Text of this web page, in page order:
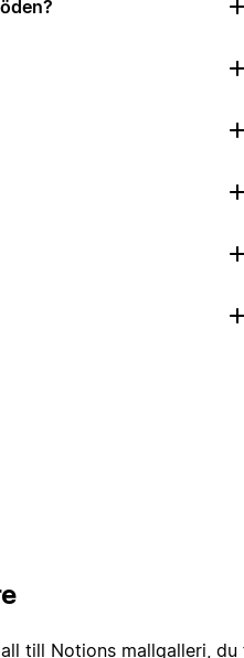
till Notions mallgalleri,